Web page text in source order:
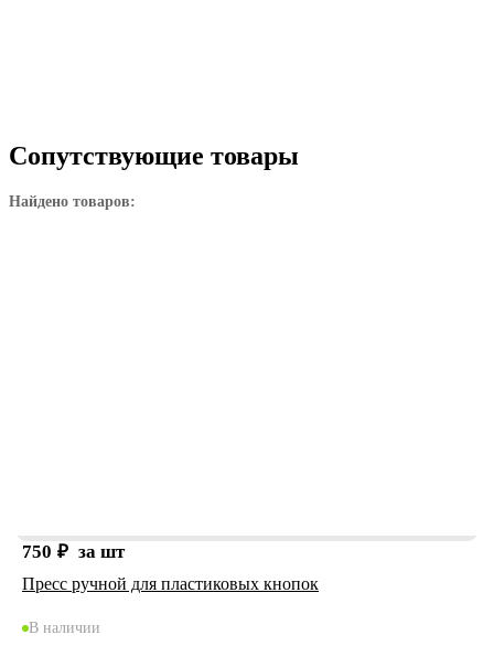
Сопутствующие товары
Найдено товаров:
750 ₽ за шт
Пресс ручной для пластиковых кнопок
В наличии